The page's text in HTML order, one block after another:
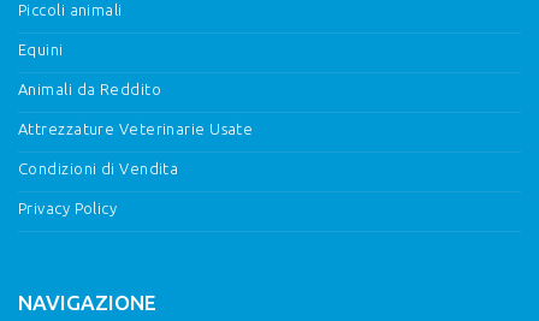
Piccoli animali
Equini
Animali da Reddito
Attrezzature Veterinarie Usate
Condizioni di Vendita
Privacy Policy
NAVIGAZIONE